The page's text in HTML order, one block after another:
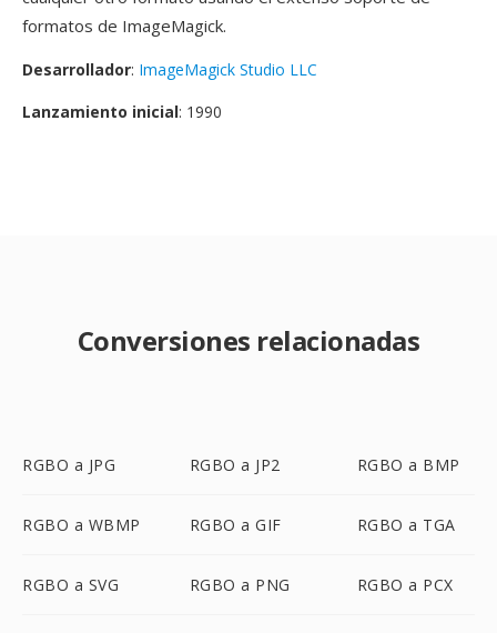
formatos de ImageMagick.
Desarrollador: ImageMagick Studio LLC
Lanzamiento inicial: 1990
Conversiones relacionadas
RGBO a JPG RGBO a JP2 RGBO a BMP
RGBO a WBMP RGBO a GIF RGBO a TGA
RGBO a SVG RGBO a PNG RGBO a PCX